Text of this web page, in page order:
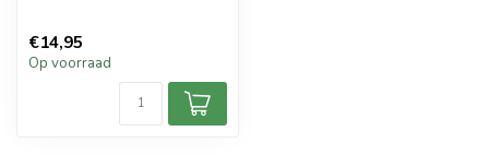
€14,95
Op voorraad